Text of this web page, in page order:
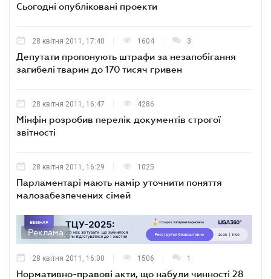
Сьогодні опубліковані проекти
28 квітня 2011, 17:40 1604 3
Депутати пропонують штрафи за незапобігання
загибелі тварин до 170 тисяч гривен
28 квітня 2011, 16:47 4286
Мінфін розробив перелік документів строгої
звітності
28 квітня 2011, 16:29 1025
Парламентарі мають намір уточнити поняття
малозабезпечених сімей
Реклама
28 квітня 2011, 16:00 1506 1
Нормативно-правові акти, що набули чинності 28